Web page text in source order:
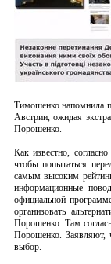
Тимошенко напомнила
Австрии, ожидая
Порошенко.
Как известно,
чтобы попытаться
самым высоким
информационные
официальной
организовать
Порошенко. Там
Порошенко. Заявляют,
выбор.